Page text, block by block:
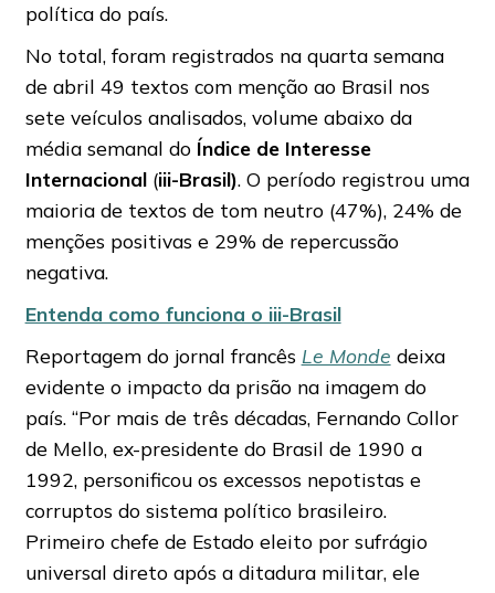
política do país.
No total, foram registrados na quarta semana
de abril 49 textos com menção ao Brasil nos
sete veículos analisados, volume abaixo da
média semanal do Índice de Interesse
Internacional(iii-Brasil). O período registrou uma
maioria de textos de tom neutro (47%), 24% de
menções positivas e 29% de repercussão
negativa.
Entenda como funciona o iii-Brasil
Reportagem do jornal francês Le Monde deixa
evidente o impacto da prisão na imagem do
país. “Por mais de três décadas, Fernando Collor
de Mello, ex-presidente do Brasil de 1990 a
1992, personificou os excessos nepotistas e
corruptos do sistema político brasileiro.
Primeiro chefe de Estado eleito por sufrágio
universal direto após a ditadura militar, ele